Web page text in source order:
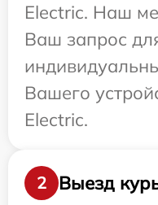
Electric. Наш
Ваш запрос
Вашего
Electric.
2 Выезд